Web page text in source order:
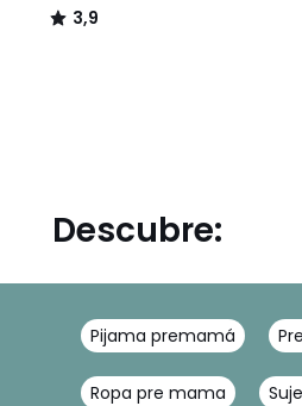
3,9
/
Descubre:
Pijama premamá
Ropa pre mama